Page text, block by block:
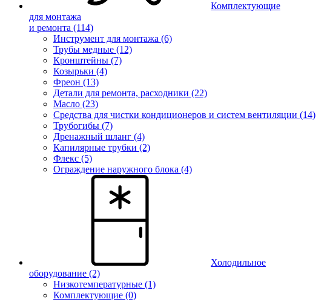
Комплектующие
для монтажа
и ремонта (114)
Инструмент для монтажа (6)
Трубы медные (12)
Кронштейны (7)
Козырьки (4)
Фреон (13)
Детали для ремонта, расходники (22)
Масло (23)
Средства для чистки кондиционеров и систем вентиляции (14)
Трубогибы (7)
Дренажный шланг (4)
Капилярные трубки (2)
Флекс (5)
Ограждение наружного блока (4)
Холодильное
оборудование (2)
Низкотемпературные (1)
Комплектующие (0)